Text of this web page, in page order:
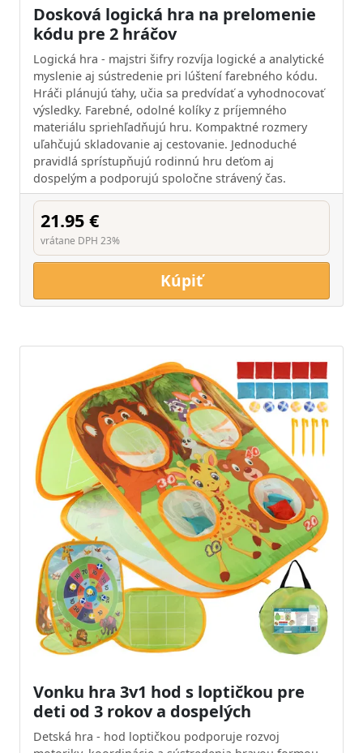
Dosková logická hra na prelomenie
kódu pre 2 hráčov
Logická hra - majstri šifry rozvíja logické a analytické
myslenie aj sústredenie pri lúštení farebného kódu.
Hráči plánujú ťahy, učia sa predvídať a vyhodnocovať
výsledky. Farebné, odolné kolíky z príjemného
materiálu spriehľadňujú hru. Kompaktné rozmery
uľahčujú skladovanie aj cestovanie. Jednoduché
pravidlá sprístupňujú rodinnú hru deťom aj
dospelým a podporujú spoločne strávený čas.
21.95 €
vrátane DPH 23%
Kúpiť
Vonku hra 3v1 hod s loptičkou pre
deti od 3 rokov a dospelých
Detská hra - hod loptičkou podporuje rozvoj